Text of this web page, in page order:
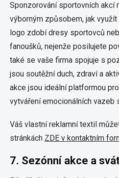
Sponzorování sportovních akcí
výborným způsobem, jak
logo zdobí dresy sportovců
fanoušků, nejenže posilujete
také se vaše firma spojuje s
jsou soutěžní duch, zdraví a
akce jsou ideální platformou
vytváření emocionálních vazeb
Váš vlastní reklamní textil
stránkách ZDE v kontaktním
7. Sezónní akce a